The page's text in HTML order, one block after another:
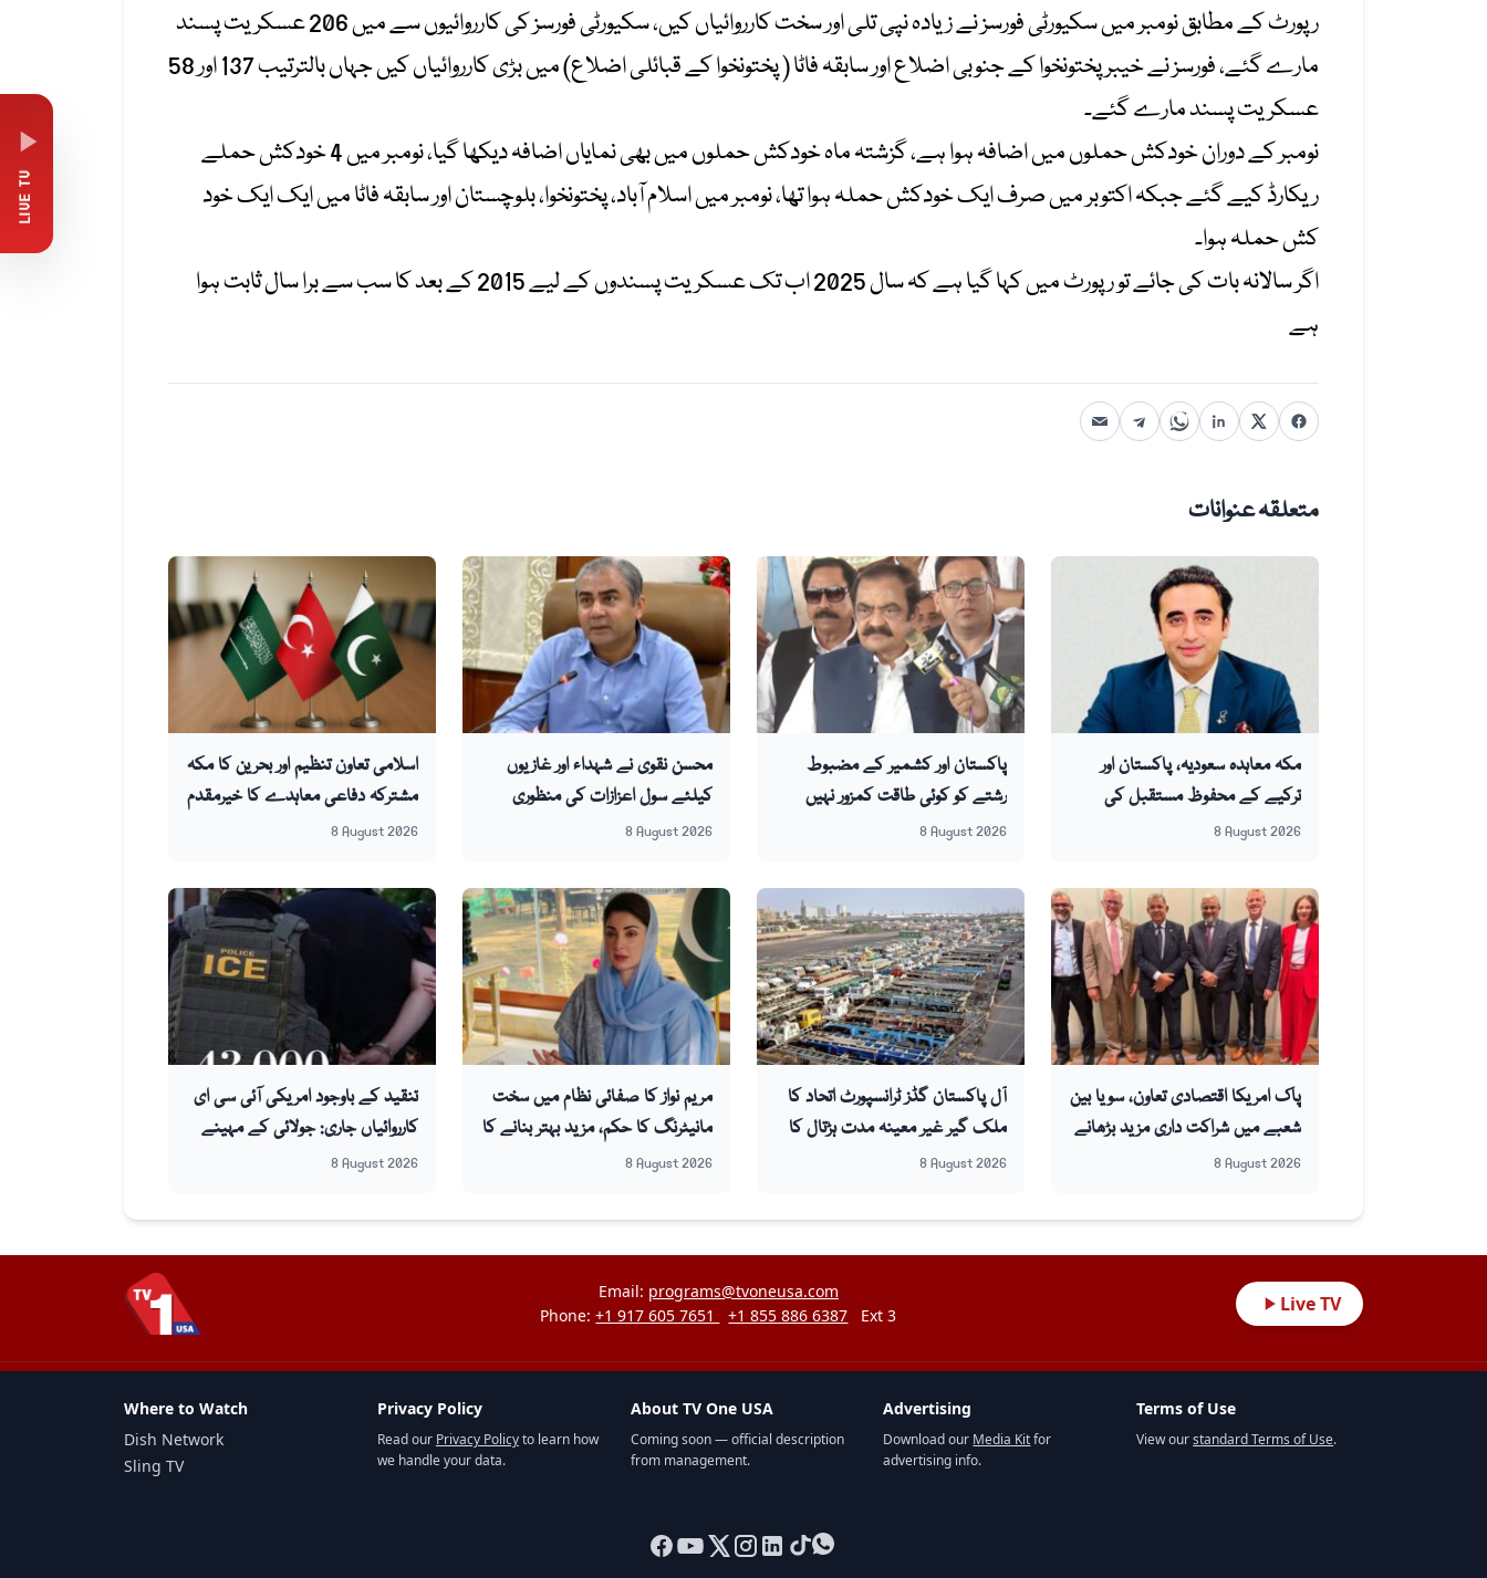
LIVE TV
رپورٹ کے مطابق نومبر میں سکیورٹی فورسز نے زیادہ نپی تلی اور سخت کارروائیاں کیں، سکیورٹی فورسز کی کارروائیوں سے میں 206 عسکریت پسند
مارے گئے، فورسز نے خیبرپختونخوا کے جنوبی اضلاع اور سابقہ فاٹا ( پختونخوا کے قبائلی اضلاع) میں بڑی کارروائیاں کیں جہاں بالترتیب 137 اور 58
عسکریت پسند مارے گئے۔
نومبر کے دوران خودکش حملوں میں اضافہ ہوا ہے، گزشتہ ماہ خودکش حملوں میں بھی نمایاں اضافہ دیکھا گیا، نومبر میں 4 خودکش حملے
ریکارڈ کیے گئے جبکہ اکتوبر میں صرف ایک خودکش حملہ ہوا تھا، نومبر میں اسلام آباد، پختونخوا، بلوچستان اور سابقہ فاٹا میں ایک ایک خود
کش حملہ ہوا۔
اگر سالانہ بات کی جائے تو رپورٹ میں کہا گیا ہے کہ سال 2025 اب تک عسکریت پسندوں کے لیے 2015 کے بعد کا سب سے برا سال ثابت ہوا
ہے
متعلقہ عنوانات
مکہ معاہدہ سعودیہ، پاکستان اور
ترکیے کے محفوظ مستقبل کی
ضمانت ہے: بلاول
8 August 2026
پاکستان اور کشمیر کے مضبوط
رشتے کو کوئی طاقت کمزور نہیں
کرسکتی: رانا ثناء اللہ
8 August 2026
محسن نقوی نے شہداء اور غازیوں
کیلئے سول اعزازات کی منظوری
دے دی
8 August 2026
اسلامی تعاون تنظیم اور بحرین کا مکہ
مشترکہ دفاعی معاہدے کا خیرمقدم
8 August 2026
پاک امریکا اقتصادی تعاون، سویا بین
شعبے میں شراکت داری مزید بڑھانے
پر اتفاق
8 August 2026
آل پاکستان گڈز ٹرانسپورٹ اتحاد کا
ملک گیر غیر معینہ مدت ہڑتال کا
آغاز
8 August 2026
مریم نواز کا صفائی نظام میں سخت
مانیٹرنگ کا حکم، مزید بہتر بنانے کا
ہدف
8 August 2026
تنقید کے باوجود امریکی آئی سی ای
کارروائیاں جاری: جولائی کے مہینے
میں 43 ہزار سے زائد افراد گرفتار
8 August 2026
Email: programs@tvoneusa.com
Phone:+1 917 605 7651 +1 855 886 6387 Ext 3 Live TV
Where to Watch
Dish Network
Sling TV
Privacy Policy
Read our Privacy Policyto learn how
we handle your data.
About TV One USA
Coming soon — official description
from management.
Advertising
Download our Media Kitfor
advertising info.
Terms of Use
View ourstandard Terms of Use.